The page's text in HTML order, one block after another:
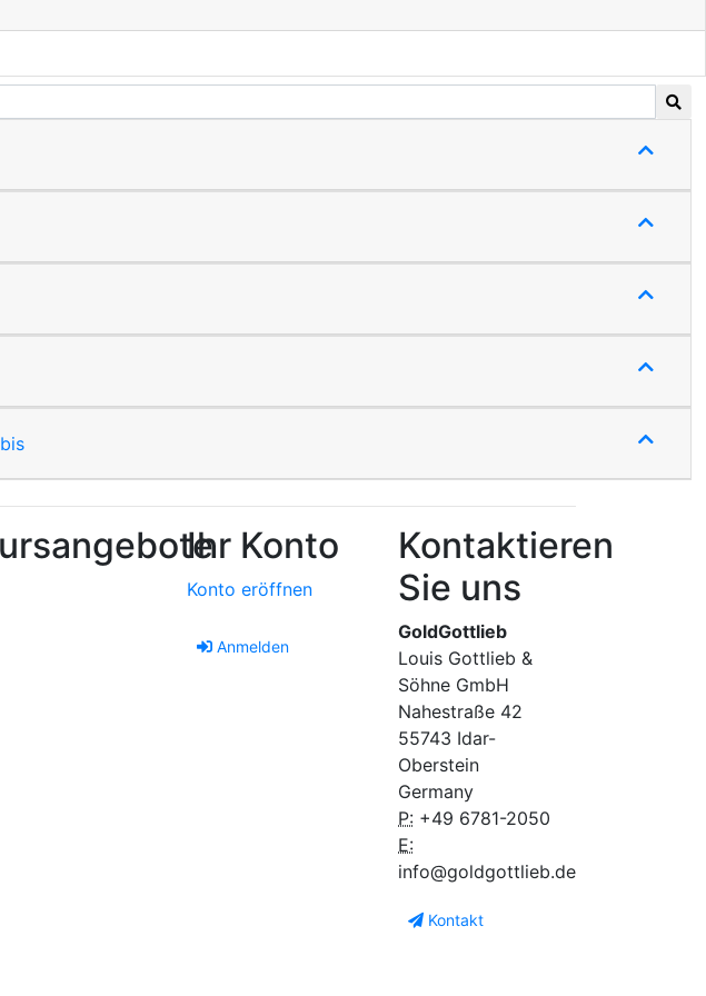
Ihr Konto
Konto eröffnen
Anmelden
Kontaktieren
Sie uns
GoldGottlieb
Louis Gottlieb &
Söhne GmbH
Nahestraße 42
55743 Idar-
Oberstein
Germany
P: +49 6781-2050
E:
info@goldgottlieb.de
Kontakt